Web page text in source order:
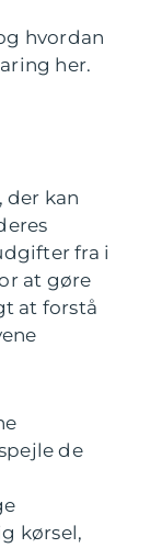
hvordan
her.
der kan
fra i
at gøre
at forstå
de
kørsel,